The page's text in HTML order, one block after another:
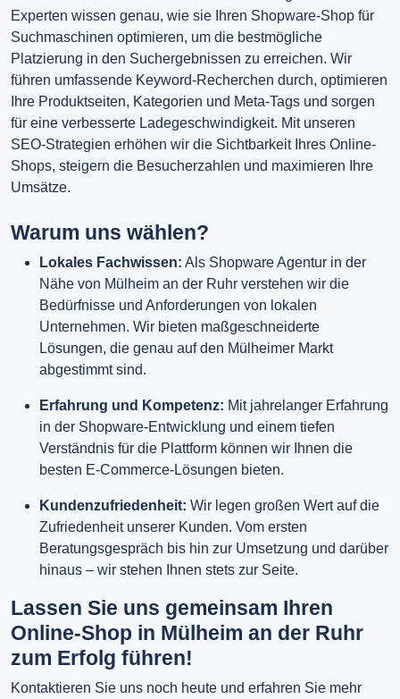
Experten wissen genau, wie sie Ihren Shopware-Shop für
Suchmaschinen optimieren, um die bestmögliche
Platzierung in den Suchergebnissen zu erreichen. Wir
führen umfassende Keyword-Recherchen durch, optimieren
Ihre Produktseiten, Kategorien und Meta-Tags und sorgen
für eine verbesserte Ladegeschwindigkeit. Mit unseren
SEO-Strategien erhöhen wir die Sichtbarkeit Ihres Online-
Shops, steigern die Besucherzahlen und maximieren Ihre
Umsätze.
Warum uns wählen?
Lokales Fachwissen: Als Shopware Agentur in der
Nähe von Mülheim an der Ruhr verstehen wir die
Bedürfnisse und Anforderungen von lokalen
Unternehmen. Wir bieten maßgeschneiderte
Lösungen, die genau auf den Mülheimer Markt
abgestimmt sind.
Erfahrung und Kompetenz: Mit jahrelanger Erfahrung
in der Shopware-Entwicklung und einem tiefen
Verständnis für die Plattform können wir Ihnen die
besten E-Commerce-Lösungen bieten.
Kundenzufriedenheit: Wir legen großen Wert auf die
Zufriedenheit unserer Kunden. Vom ersten
Beratungsgespräch bis hin zur Umsetzung und darüber
hinaus – wir stehen Ihnen stets zur Seite.
Lassen Sie uns gemeinsam Ihren
Online-Shop in Mülheim an der Ruhr
zum Erfolg führen!
Kontaktieren Sie uns noch heute und erfahren Sie mehr